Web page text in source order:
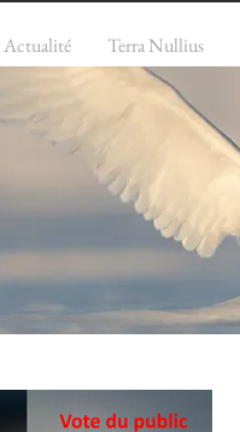
Actualité Terra Nullius